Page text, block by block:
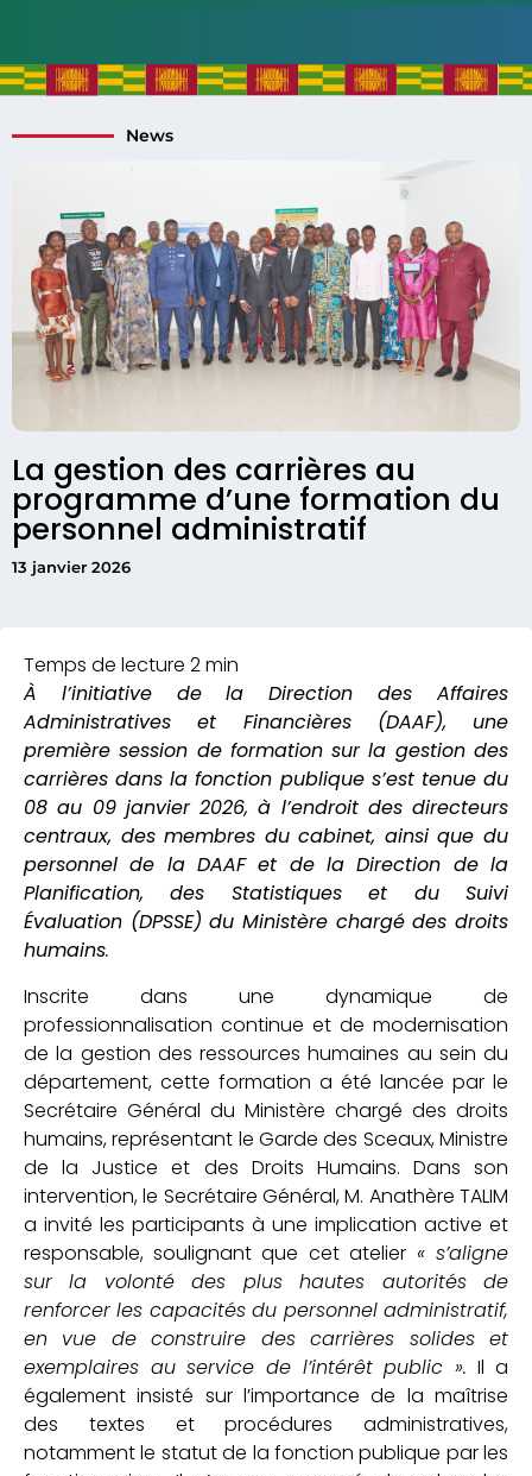
La gestion des carrières au
programme d’une formation du
personnel administratif
13 janvier 2026
News
À l’initiative de la Direction des Affaires
Administratives et Financières (DAAF), une
première session de formation sur la gestion des
carrières dans la fonction publique s’est tenue du
08 au 09 janvier 2026, à l’endroit des directeurs
centraux, des membres du cabinet, ainsi que du
personnel de la DAAF et de la Direction de la
Planification, des Statistiques et du Suivi
Évaluation (DPSSE) du Ministère chargé des droits
humains.
Inscrite dans une dynamique de
professionnalisation continue et de modernisation
de la gestion des ressources humaines au sein du
département, cette formation a été lancée par le
Secrétaire Général du Ministère chargé des droits
humains, représentant le Garde des Sceaux, Ministre
de la Justice et des Droits Humains. Dans son
intervention, le Secrétaire Général, M. Anathère TALIM
a invité les participants à une implication active et
responsable, soulignant que cet atelier« s’aligne
sur la volonté des plus hautes autorités de
renforcer les capacités du personnel administratif,
en vue de construire des carrières solides et
exemplaires au service de l’intérêt public ».Il a
également insisté sur l’importance de la maîtrise
des textes et procédures administratives,
notamment le statut de la fonction publique par les